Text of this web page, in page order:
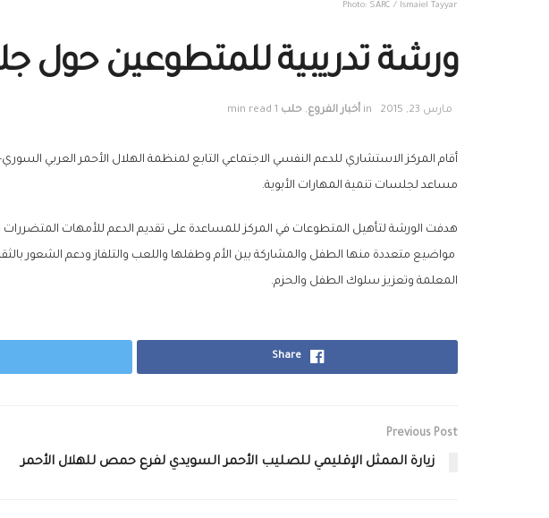
Photo: SARC / Ismaiel Tayyar
ورشة تدريبية للمتطوعين حول
مارس 23, 2015 in أخبار الفروع, حلب 1 min read
مساعد لجلسات تنمية المهارات الأبوية.
هدفت الورشة لتأهيل المتطوعات في المركز للمساعدة على تقديم الدعم للأمهات
مواضيع متعددة منها ‫‏الطفل والمشاركة بين الأم وطفلها واللعب والتلفاز ودعم الشعور
المعلمة وتعزيز سلوك الطفل والحزم.
Share
Previous Post
زيارة الممثل الإقليمي للصليب الأحمر السويدي لفرع حمص للهلال الأحمر